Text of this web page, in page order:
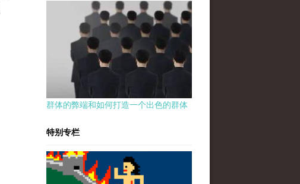
群体的弊端和如何打造一个出色的群体
特别专栏